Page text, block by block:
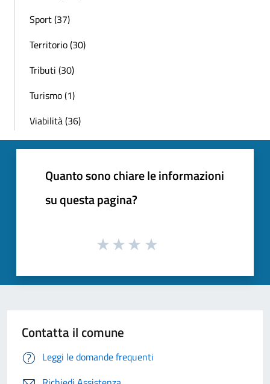
Sport (37)
Territorio (30)
Tributi (30)
Turismo (1)
Viabilità (36)
Quanto sono chiare le informazioni
su questa pagina?
Contatta il comune
Leggi le domande frequenti